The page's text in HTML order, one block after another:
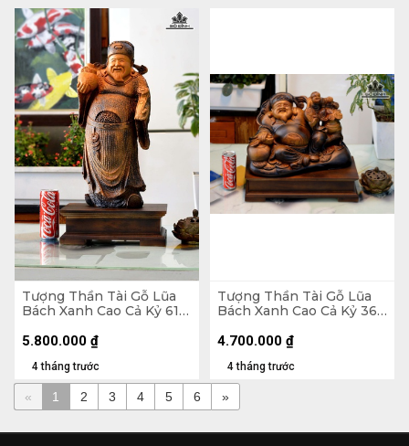
Tượng Thần Tài Gỗ Lũa
Bách Xanh Cao Cả Kỷ 61
Cao 10 (cm)
4 tháng trước
5.800.000 ₫
Tượng Thần Tài Gỗ Lũa
Bách Xanh Cao Cả Kỷ 36
Kỷ Cao 10 (cm)
4 tháng trước
4.700.000 ₫
« 1 2 3 4 5 6 »